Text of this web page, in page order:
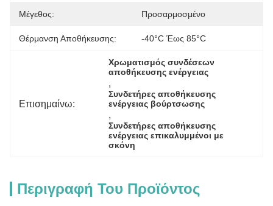
Μέγεθος: Προσαρμοσμένο
Θέρμανση Αποθήκευσης: -40°C Έως 85°C
Επισημαίνω:
Χρωματισμός συνδέσεων
αποθήκευσης ενέργειας
,
Συνδετήρες αποθήκευσης
ενέργειας βούρτσωσης
,
Συνδετήρες αποθήκευσης
ενέργειας επικαλυμμένοι με
σκόνη
Περιγραφή Του Προϊόντος